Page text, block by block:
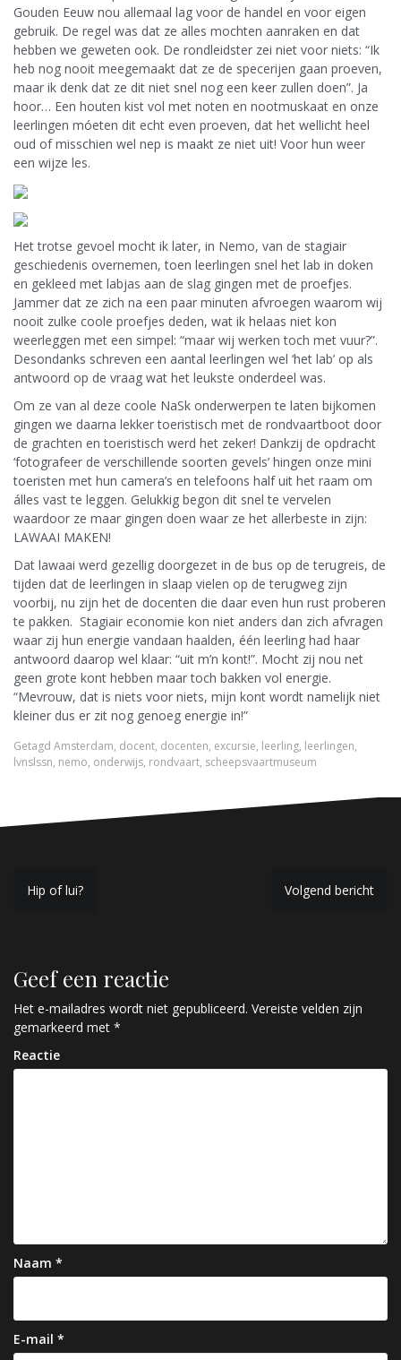
Gouden Eeuw nou allemaal lag voor de handel en voor eigen
gebruik. De regel was dat ze alles mochten aanraken en dat
hebben we geweten ook. De rondleidster zei niet voor niets: “Ik
heb nog nooit meegemaakt dat ze de specerijen gaan proeven,
maar ik denk dat ze dit niet snel nog een keer zullen doen”. Ja
hoor… Een houten kist vol met noten en nootmuskaat en onze
leerlingen móeten dit echt even proeven, dat het wellicht heel
oud of misschien wel nep is maakt ze niet uit! Voor hun weer
een wijze les.
Het trotse gevoel mocht ik later, in Nemo, van de stagiair
geschiedenis overnemen, toen leerlingen snel het lab in doken
en gekleed met labjas aan de slag gingen met de proefjes.
Jammer dat ze zich na een paar minuten afvroegen waarom wij
nooit zulke coole proefjes deden, wat ik helaas niet kon
weerleggen met een simpel: “maar wij werken toch met vuur?”.
Desondanks schreven een aantal leerlingen wel ‘het lab’ op als
antwoord op de vraag wat het leukste onderdeel was.
Om ze van al deze coole NaSk onderwerpen te laten bijkomen
gingen we daarna lekker toeristisch met de rondvaartboot door
de grachten en toeristisch werd het zeker! Dankzij de opdracht
‘fotografeer de verschillende soorten gevels’ hingen onze mini
toeristen met hun camera’s en telefoons half uit het raam om
álles vast te leggen. Gelukkig begon dit snel te vervelen
waardoor ze maar gingen doen waar ze het allerbeste in zijn:
LAWAAI MAKEN!
Dat lawaai werd gezellig doorgezet in de bus op de terugreis, de
tijden dat de leerlingen in slaap vielen op de terugweg zijn
voorbij, nu zijn het de docenten die daar even hun rust proberen
te pakken. Stagiair economie kon niet anders dan zich afvragen
waar zij hun energie vandaan haalden, één leerling had haar
antwoord daarop wel klaar: “uit m’n kont!”. Mocht zij nou net
geen grote kont hebben maar toch bakken vol energie.
“Mevrouw, dat is niets voor niets, mijn kont wordt namelijk niet
kleiner dus er zit nog genoeg energie in!”
Getagd Amsterdam, docent, docenten, excursie, leerling, leerlingen,
lvnslssn, nemo, onderwijs, rondvaart, scheepsvaartmuseum
B
i
c
h
t
a
t
i
e
Hip of lui? Volgend bericht
Geef een reactie
Het e-mailadres wordt niet gepubliceerd. Vereiste velden zijn
gemarkeerd met *
Reactie
Naam *
E-mail *